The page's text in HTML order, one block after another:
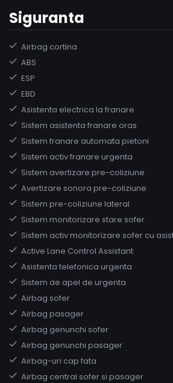
Siguranta
Airbag cortina
ABS
ESP
EBD
Asistenta electrica la franare
Sistem asistenta franare oras
Sistem franare automata pietoni
Sistem activ franare urgenta
Sistem avertizare pre-coliziune
Avertizare sonora pre-coliziune
Sistem pre-coliziune lateral
Sistem monitorizare stare sofer
Sistem activ monitorizare sofer cu
Active Lane Control Assistant
Asistenta telefonica urgenta
Sistem de apel de urgenta
Airbag sofer
Airbag pasager
Airbag genunchi sofer
Airbag genunchi pasager
Airbag-uri cap fata
Airbag central sofer si pasager